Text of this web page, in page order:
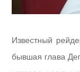
Известный
бывшая глава